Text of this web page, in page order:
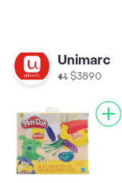
Unimarc
$3890